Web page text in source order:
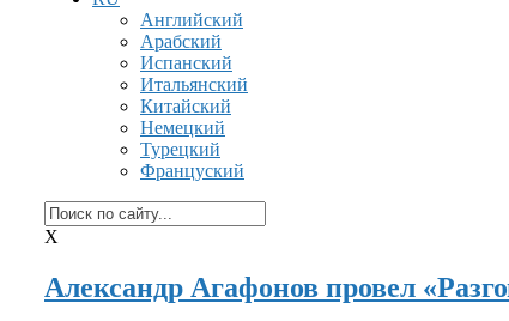
Английский
Арабский
Испанский
Итальянский
Китайский
Немецкий
Турецкий
Француский
X
Александр Агафонов провел